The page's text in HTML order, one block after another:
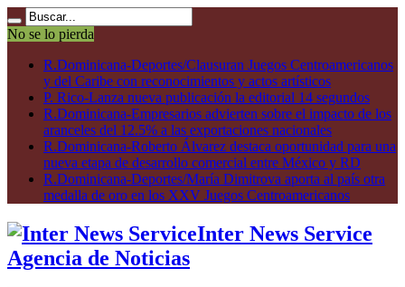
No se lo pierda
R.Dominicana-Deportes/Clausuran Juegos Centroamericanos
y del Caribe con reconocimientos y actos artísticos
P. Rico-Lanza nueva publicación la editorial 14 segundos
R.Dominicana-Empresarios advierten sobre el impacto de los
aranceles del 12.5% a las exportaciones nacionales
R.Dominicana-Roberto Álvarez destaca oportunidad para una
nueva etapa de desarrollo comercial entre México y RD
R.Dominicana-Deportes/María Dimitrova aporta al país otra
medalla de oro en los XXV Juegos Centroamericanos
Inter News Service
Agencia de Noticias